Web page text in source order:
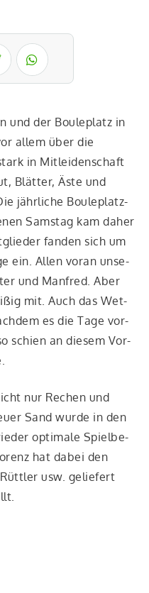
und der Boule­platz in
allem über die
in Mit­lei­den­schaft
Blät­ter, Äste und
jähr­li­che Boule­platz-
Sams­tag kam daher
fan­den sich um
ein. Allen vor­an unse­
und Man­fred. Aber
mit. Auch das Wet­
es die Tage vor­
schien an die­sem Vor­
nur Rechen und
Sand wur­de in den
opti­ma­le Spiel­be­
hat dabei den
usw. gelie­fert